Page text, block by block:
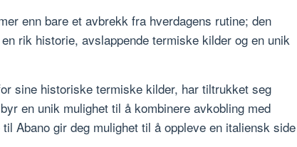
enn bare et avbrekk fra hverdagens rutine; den
rik historie, avslappende termiske kilder og en unik
sine historiske termiske kilder, har tiltrukket seg
en unik mulighet til å kombinere avkobling med
Abano gir deg mulighet til å oppleve en italiensk side